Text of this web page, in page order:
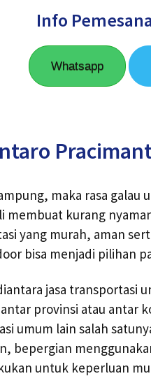
Info
Whatsapp
maka rasa
membuat kurang
yang murah, aman
bisa menjadi pilihan
jasa transportasi
provinsi atau antar
umum lain salah
bepergian
untuk keperluan